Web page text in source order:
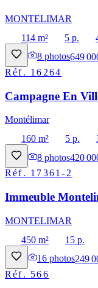
MONTELIMAR
114 m²
5 p.
8 photos649
Réf. 16264
Campagne En
Montélimar
160 m²
5 p.
8 photos420
Réf. 17361-2
Immeuble
MONTELIMAR
450 m²
15 p.
16 photos249
Réf. 566